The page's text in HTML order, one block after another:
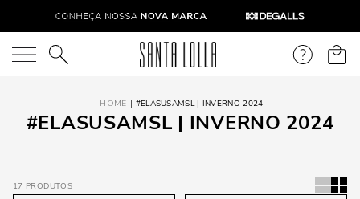
O que você está procurando?
#ELASUSAMSL | INVERNO 2024
#ELASUSAMSL | INVERNO 2024
17 PRODUTOS